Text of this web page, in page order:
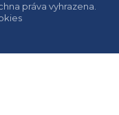
práva vyhrazena.